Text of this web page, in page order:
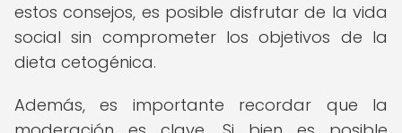
estos consejos, es posible disfrutar de la vida
social sin comprometer los objetivos de la
dieta cetogénica.
Además, es importante recordar que la